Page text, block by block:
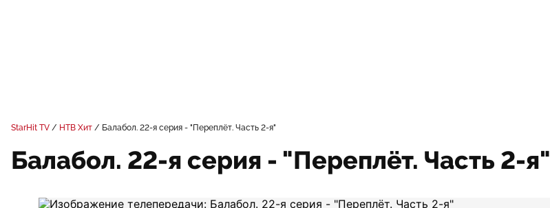
StarHit TV НТВ Хит Балабол. 22-я серия - "Переплёт. Часть 2-я"
Балабол. 22-я серия - "Переплёт. Часть 2-я"